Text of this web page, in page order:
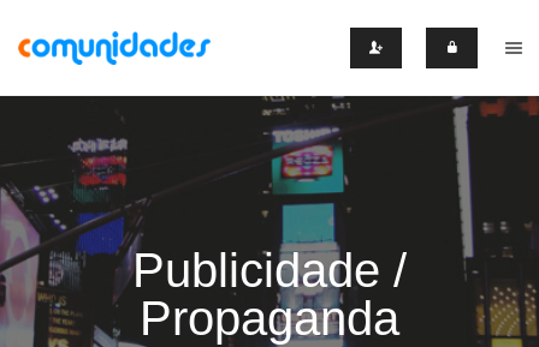
Publicidade /
Propaganda